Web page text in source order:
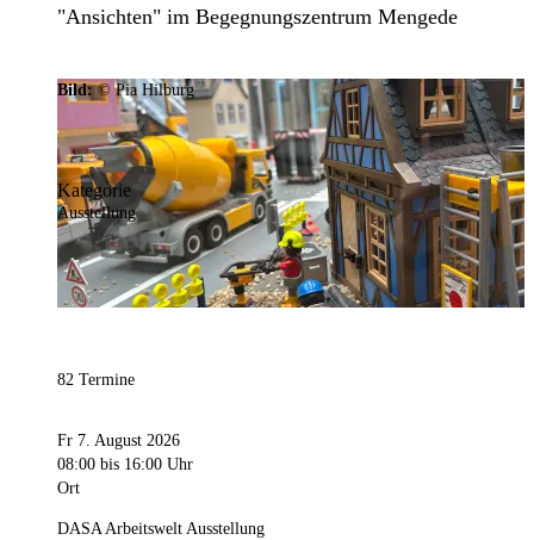
"Ansichten" im Begegnungszentrum Mengede
Bild:© Pia Hilburg
Kategorie
Ausstellung
82 Termine
Fr 7. August 2026
08:00 bis 16:00 Uhr
Ort
DASA Arbeitswelt Ausstellung